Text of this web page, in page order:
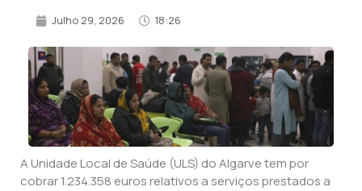
Julho 29, 2026 18:26
A Unidade Local de Saúde (ULS) do Algarve tem por
cobrar 1.234.358 euros relativos a serviços prestados a